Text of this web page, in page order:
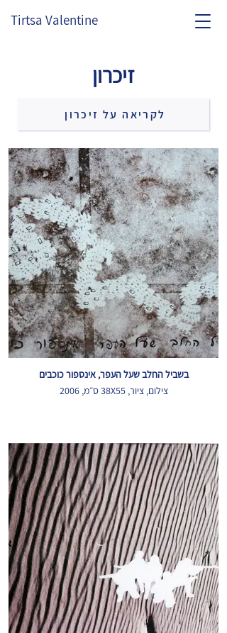
Tirtsa Valentine
זיכרון
לקריאה על זיכרון
בשביל החלב שעל העפר, אינספור כוכבים
צילום, ציור, 38X55 ס״מ, 2006